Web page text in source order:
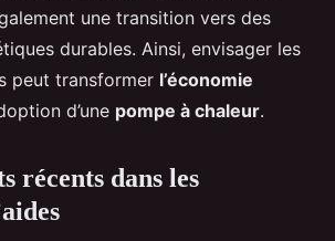
une transition vers des
durables. Ainsi, envisager les
peut transformer l’économie
d’une pompe à chaleur.
récents dans les